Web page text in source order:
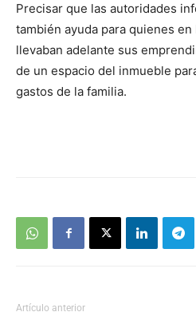
Precisar que las autoridades
también ayuda para quienes
llevaban adelante sus
de un espacio del inmueble
gastos de la familia.
Artículo anterior